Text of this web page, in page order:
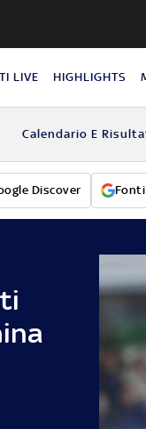
LIVE HIGHLIGHTS
Calendario E
Discover